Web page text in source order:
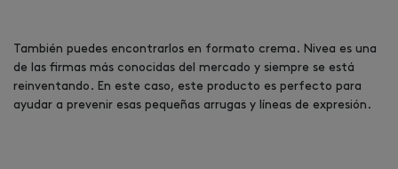
También puedes encontrarlos en formato crema. Nivea es una
de las firmas más conocidas del mercado y siempre se está
reinventando. En este caso, este producto es perfecto para
ayudar a prevenir esas pequeñas arrugas y líneas de expresión.